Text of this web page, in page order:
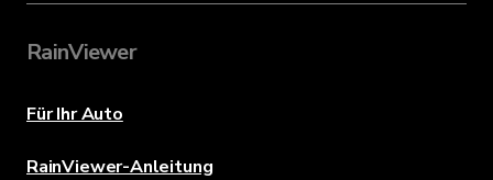
RainViewer
Für Ihr Auto
RainViewer-Anleitung